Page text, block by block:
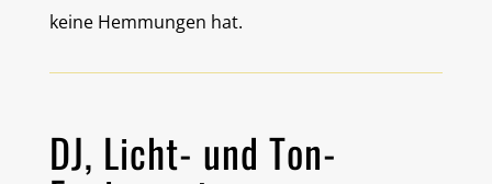
keine Hemmungen hat.
DJ, Licht- und Ton-